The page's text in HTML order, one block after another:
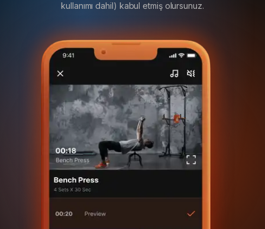
kullanımı dahil) kabul etmiş olursunuz.